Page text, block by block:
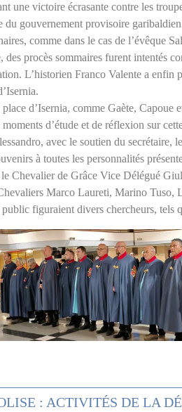
une victoire écrasante contre les
du gouvernement provisoire
comme dans le cas de l’évêque
des procès sommaires furent intentés
L’historien Franco Valente a enfin
d’Isernia, comme Gaète, Capoue
moments d’étude et de réflexion sur
avec le soutien du secrétaire,
à toutes les personnalités
Chevalier de Grâce Vice Délégué
Marco Laureti, Marino Tuso,
figuraient divers chercheurs, tels